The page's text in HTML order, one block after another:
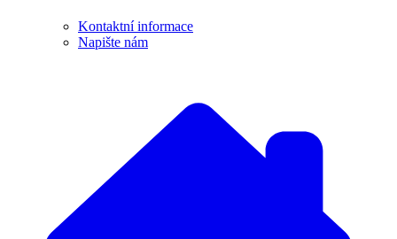
Kontaktní informace
Napište nám